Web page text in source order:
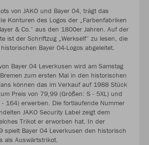
von JAKO und Bayer 04, trägt das
Konturen des Logos der „Farbenfabriken
& Co.“ aus den 1800er Jahren. Auf der
ist der Schriftzug „Werkself“ zu lesen, die
Bayer 04-Logos abgeleitet.
Bayer 04 Leverkusen wird am Samstag
zum ersten Mal in den historischen
können das im Verkauf auf 1988 Stück
Preis von 79,99 (Größen: S - 5XL) und
164) erwerben. Die fortlaufende Nummer
JAKO Security Label zeigt dem
Trikot er erworben hat. In der
spielt Bayer 04 Leverkusen den historisch
als Auswärtstrikot.